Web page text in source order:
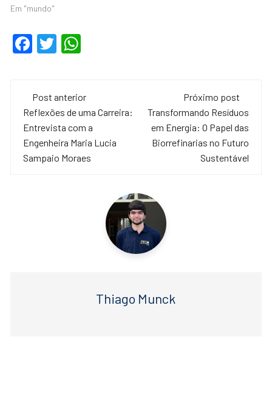
Em "mundo"
F
e
b
o
o
T
er s
A
p
p
Navegação
de
post
Post anterior
Reflexões de uma Carreira:
Entrevista com a
Engenheira Maria Lucia
Sampaio Moraes
Próximo post
Transformando Resíduos
em Energia: O Papel das
Biorrefinarias no Futuro
Sustentável
Thiago Munck